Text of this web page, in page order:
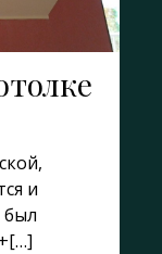
и
был